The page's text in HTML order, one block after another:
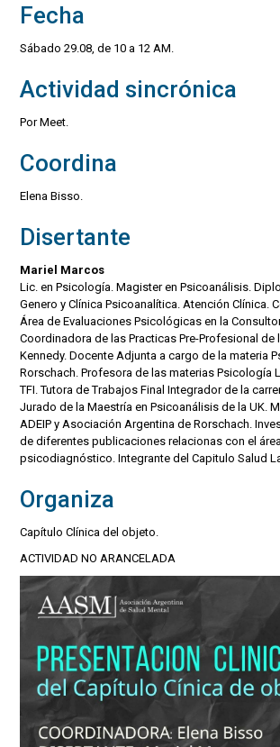
Fecha
Sábado 29.08, de 10 a 12 AM.
Actividad sincrónica
Por Meet.
Coordina
Elena Bisso.
Disertante
Mariel Marcos
Lic. en Psicología. Magister en Psicoanálisis.
Genero y Clínica Psicoanalítica. Atención Clínica.
Área de Evaluaciones Psicológicas en la
Coordinadora de las Practicas Pre-Profesional de
Kennedy. Docente Adjunta a cargo de la materia
Rorschach. Profesora de las materias Psicología
TFI. Tutora de Trabajos Final Integrador de la
Jurado de la Maestría en Psicoanálisis de la UK.
ADEIP y Asociación Argentina de Rorschach.
de diferentes publicaciones relacionas con el
psicodiagnóstico. Integrante del Capitulo Salud
Organiza
Capítulo Clínica del objeto.
ACTIVIDAD NO ARANCELADA